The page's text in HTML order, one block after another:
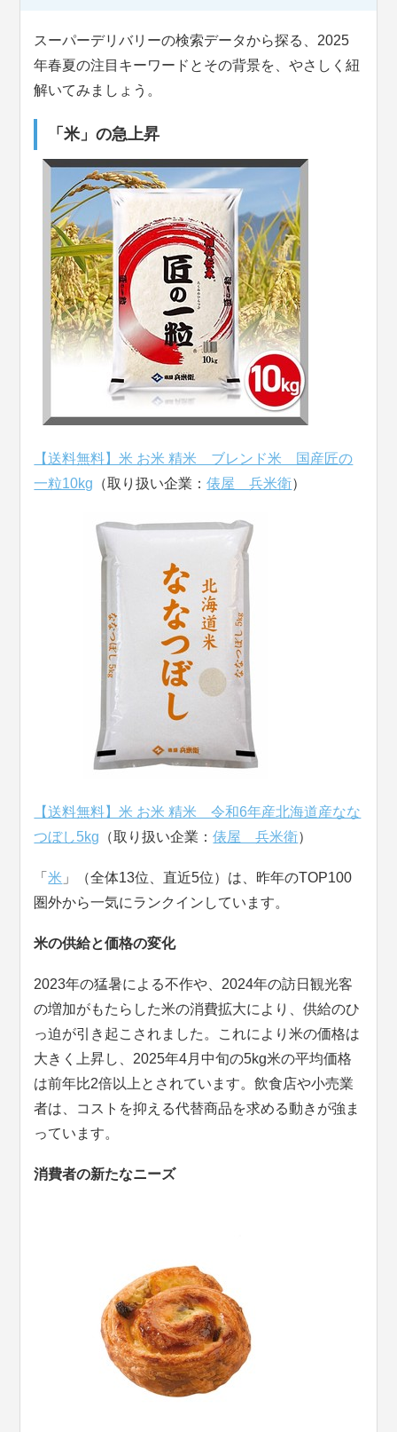
スーパーデリバリーの検索データから探る、2025
年春夏の注目キーワードとその背景を、やさしく紐
解いてみましょう。
「米」の急上昇
【送料無料】米 お米 精米 ブレンド米 国産匠の
一粒10kg （取り扱い企業：俵屋 兵米衛）
【送料無料】米 お米 精米 令和6年産北海道産なな
つぼし5kg （取り扱い企業：俵屋 兵米衛）
「米 」（全体13位、直近5位）は、昨年のTOP100
圏外から一気にランクインしています。
米の供給と価格の変化
2023年の猛暑による不作や、2024年の訪日観光客
の増加がもたらした米の消費拡大により、供給のひ
っ迫が引き起こされました。これにより米の価格は
大きく上昇し、2025年4月中旬の5kg米の平均価格
は前年比2倍以上とされています。飲食店や小売業
者は、コストを抑える代替商品を求める動きが強ま
っています。
消費者の新たなニーズ